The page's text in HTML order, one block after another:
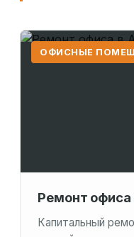
ОФИСНЫЕ
Ремонт
Капитальный